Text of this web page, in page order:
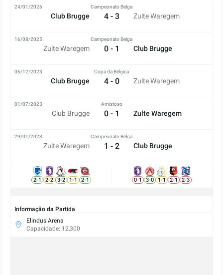
Informação da Partida
Elindus Arena
Capacidade: 12,300
Club Brugge
Campeonato Belga
4 - 3 Zulte Waregem
24/01/2026
Zulte Waregem
Campeonato Belga
0 - 1 Club Brugge
16/08/2025
Club Brugge
Copa da Bélgica
4 - 0 Zulte Waregem
06/12/2023
Club Brugge
Amistoso
0 - 1 Zulte Waregem
01/07/2023
Zulte Waregem
Campeonato Belga
1 - 2 Club Brugge
29/01/2023
2-1 2-2 3-2 1-1 2-1 0-1 3-0 1-1 2-1 2-3